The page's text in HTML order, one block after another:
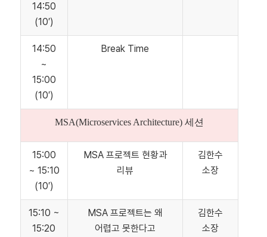
14:50
(10′)
14:50
~
15:00
(10′)
Break Time
MSA(Microservices Architecture) 세션
15:00
~ 15:10
(10′)
MSA 프로젝트 현황과
리뷰
김한수
소장
15:10 ~
15:20
MSA 프로젝트는 왜
어렵고 못한다고
김한수
소장